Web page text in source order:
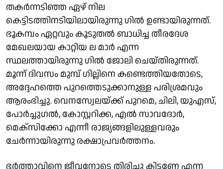
തകര്‍ന്നടിഞ്ഞ ഏഴ് നില
കെട്ടിടത്തിനടിയിലായിരുന്നു ഗില്‍ ഉണ്ടായിരുന്നത്.
ഭൂകമ്പം ഏറ്റവും കൂടുതല്‍ ബാധിച്ച തീരദേശ
മേഖലയായ കാറ്റിയ ല മാര്‍ എന്ന
സ്ഥലത്തായിരുന്നു ഗില്‍ ജോലി ചെയ്തിരുന്നത്.
മൂന്ന് ദിവസം മുമ്പ് ഗില്ലിനെ കണ്ടെത്തിയതോടെ,
അദ്ദേഹത്തെ പുറത്തെടുക്കാനുള്ള പരിശ്രമവും
ആരംഭിച്ചു. വെനസ്വേലയ്ക്ക് പുറമെ, ചിലി, യുഎസ്,
പോര്‍ച്ചുഗല്‍, കോസ്റ്ററിക്ക, എല്‍ സാവദോര്‍,
മെക്‌സിക്കോ എന്നീ രാജ്യങ്ങളിലുള്ളവരും
ചേര്‍ന്നായിരുന്നു രക്ഷാപ്രവര്‍ത്തനം.
ഭര്‍ത്താവിനെ ജീവനോടെ തിരിച്ചു കിട്ടണേ എന്ന